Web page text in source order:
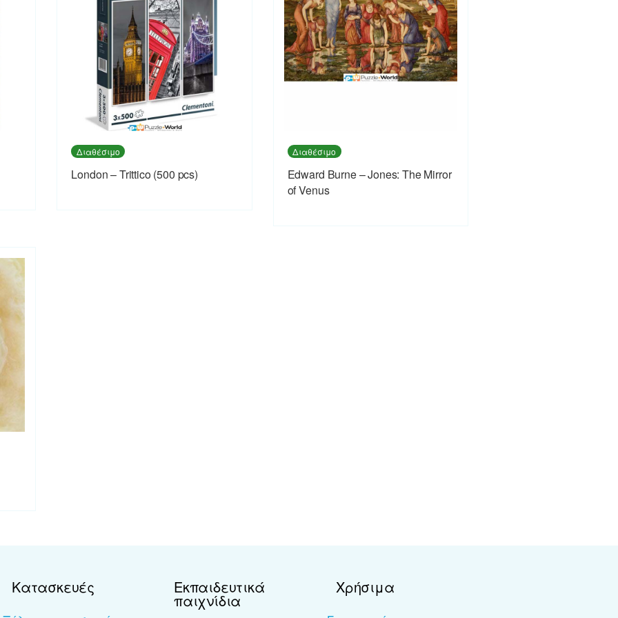
Διαθέσιμο
London – Trittico (500 pcs)
Διαθέσιμο
Edward Burne – Jones: The Mirror
of Venus
Κατασκευές Εκπαιδευτικά
παιχνίδια
Χρήσιμα